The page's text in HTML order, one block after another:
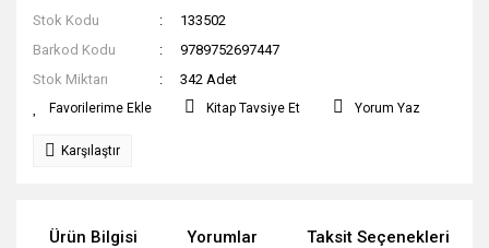
Stok Kodu
133502
Barkod Kodu
9789752697447
Stok Miktarı
342 Adet
Kitap Tavsiye Et Yorum Yaz
Karşılaştır
Ürün Bilgisi Yorumlar Taksit Seçenekleri